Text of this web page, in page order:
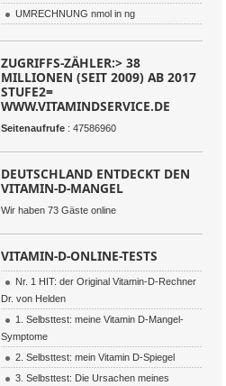
UMRECHNUNG nmol in ng
ZUGRIFFS-ZÄHLER:> 38
MILLIONEN (SEIT 2009) AB 2017
STUFE2=
WWW.VITAMINDSERVICE.DE
Seitenaufrufe : 47586960
DEUTSCHLAND ENTDECKT DEN
VITAMIN-D-MANGEL
Wir haben 73 Gäste online
VITAMIN-D-ONLINE-TESTS
Nr. 1 HIT: der Original Vitamin-D-Rechner
Dr. von Helden
1. Selbsttest: meine Vitamin D-Mangel-
Symptome
2. Selbsttest: mein Vitamin D-Spiegel
3. Selbsttest: Die Ursachen meines